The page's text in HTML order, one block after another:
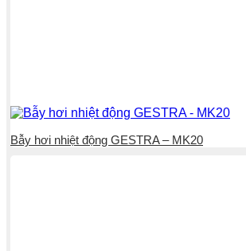
Bẫy hơi nhiệt động GESTRA – MK20